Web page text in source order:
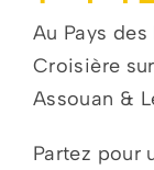
Au Pays
Croisière
Assouan &
Partez pour